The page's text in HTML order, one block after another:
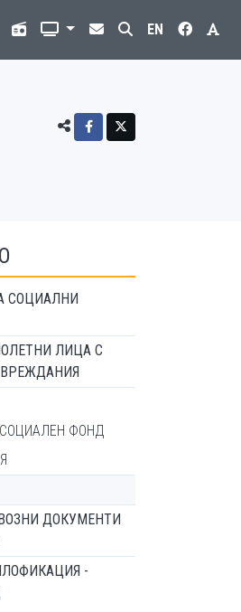
EN
СОЦИАЛНИ
ЛИЦА С
ФОНД
ДОКУМЕНТИ
-